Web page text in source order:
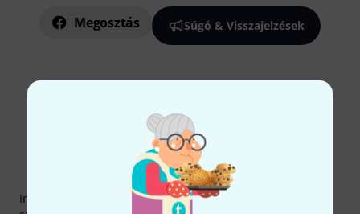
Megosztás Súgó & Visszajelzések
Thomann hírlevél
Iratkozz fel a Thomann angol nyelvű hírlevelére, és kis